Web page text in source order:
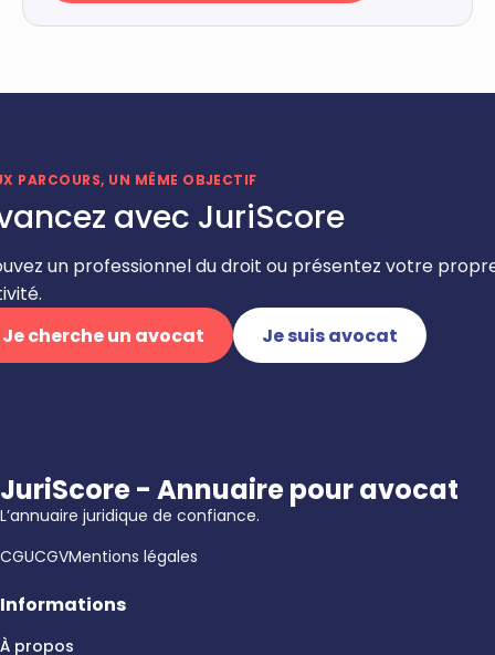
PARCOURS, UN MÊME OBJECTIF
avec JuriScore
un professionnel du droit ou présentez votre
Je cherche un avocat
Je suis avocat
JuriScore - Annuaire pour avocat
L’annuaire juridique de confiance.
CGUCGVMentions légales
Informations
À propos